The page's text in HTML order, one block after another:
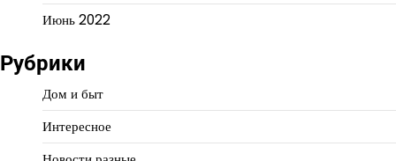
Июнь 2022
Рубрики
Дом и быт
Интересное